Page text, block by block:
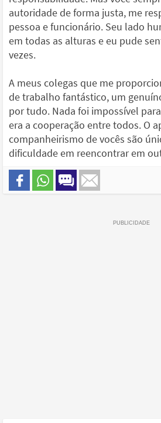
autoridade de forma justa, me
pessoa e funcionário. Seu lado
em todas as alturas e eu pude
vezes.
A meus colegas que me
de trabalho fantástico, um
por tudo. Nada foi impossível
era a cooperação entre todos. O
companheirismo de vocês são
dificuldade em reencontrar em